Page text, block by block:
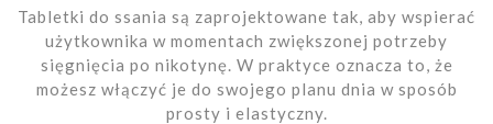
Tabletki do ssania są zaprojektowane tak, aby wspierać
użytkownika w momentach zwiększonej potrzeby
sięgnięcia po nikotynę. W praktyce oznacza to, że
możesz włączyć je do swojego planu dnia w sposób
prosty i elastyczny.